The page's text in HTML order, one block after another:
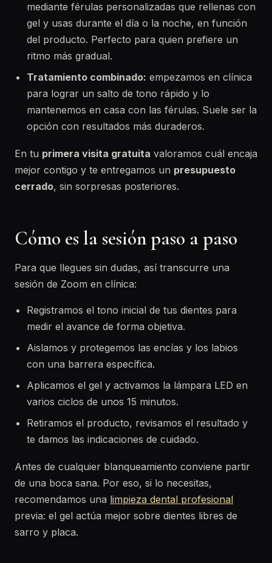
mediante férulas personalizadas que rellenas con
gel y usas durante el día o la noche, en función
del producto. Perfecto para quien prefiere un
ritmo más gradual.
Tratamiento combinado: empezamos en clínica
para lograr un salto de tono rápido y lo
mantenemos en casa con las férulas. Suele ser la
opción con resultados más duraderos.
En tu primera visita gratuita valoramos cuál encaja
mejor contigo y te entregamos un presupuesto
cerrado, sin sorpresas posteriores.
Cómo es la sesión paso a paso
Para que llegues sin dudas, así transcurre una
sesión de Zoom en clínica:
Registramos el tono inicial de tus dientes para
medir el avance de forma objetiva.
Aislamos y protegemos las encías y los labios
con una barrera específica.
Aplicamos el gel y activamos la lámpara LED en
varios ciclos de unos 15 minutos.
Retiramos el producto, revisamos el resultado y
te damos las indicaciones de cuidado.
Antes de cualquier blanqueamiento conviene partir
de una boca sana. Por eso, si lo necesitas,
recomendamos una limpieza dental profesional
previa: el gel actúa mejor sobre dientes libres de
sarro y placa.